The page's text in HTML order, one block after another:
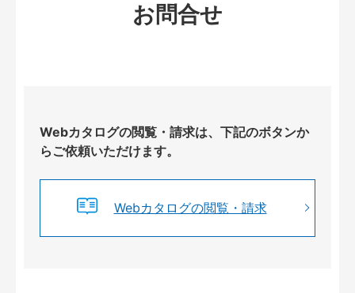
お問合せ
Webカタログの閲覧・請求は、下記のボタンか
らご依頼いただけます。
Webカタログの閲覧・請求